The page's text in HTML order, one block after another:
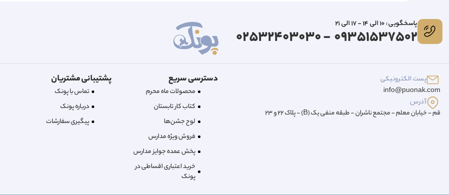
پاسخگویی : 10 الی 14 - 17 الی 21
09351537502 - 02532403030
پست الکترونیکی
info@puonak.com
آدرس
قم - خیابان معلم - مجتمع ناشران - طبقه منفی یک (B) - پلاک 22 و 23
دسترسی سریع
محصولات ماه محرم
کتاب کار تابستان
لوح جشن‌ها
فروش ویژه مدارس
پخش عمده جوایز مدارس
خرید اعتباری اقساطی در
پونک
پشتیبانی مشتریان
تماس با پونک
درباره‌ پونک
پیگیری سفارشات